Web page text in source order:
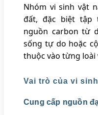
Nhóm vi sinh vật
đất, đặc biệt tập
nguồn carbon từ
sống tự do hoặc
thuộc vào từng
Vai trò của vi
Cung cấp nguồn